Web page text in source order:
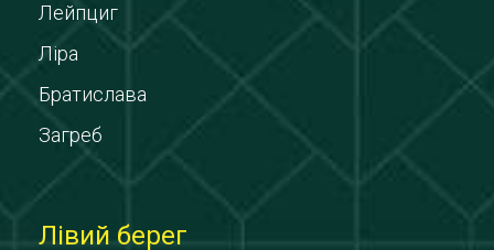
Лейпциг
Ліра
Братислава
Загреб
Лівий берег